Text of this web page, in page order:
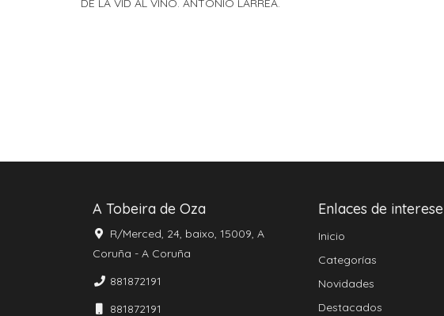
DE LA VID AL VINO. ANTONIO LARREA.
A Tobeira de Oza
R/Merced, 24, baixo, 15009, A
Coruña - A Coruña
881872191
881872191
Enlaces de interese
Inicio
Categorías
Novidades
Destacados